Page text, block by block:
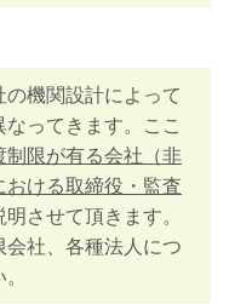
機関設計によって
ってきます。ここ
制限が有る会社（非
ける取締役・監査
させて頂きます。
社、各種法人につ